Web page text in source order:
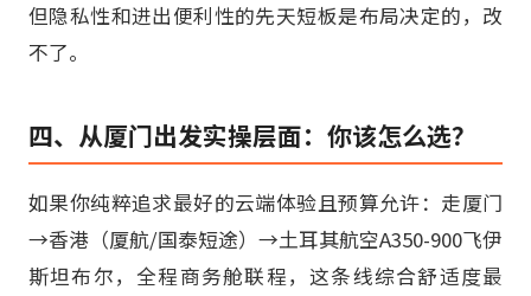
但隐私性和进出便利性的先天短板是布局决定的，改
不了。
四、从厦门出发实操层面：你该怎么选？
如果你纯粹追求最好的云端体验且预算允许：走厦门
→香港（厦航/国泰短途）→土耳其航空A350-900飞伊
斯坦布尔，全程商务舱联程，这条线综合舒适度最